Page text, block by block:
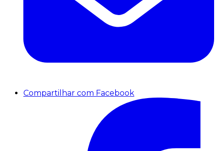
Compartilhar com Facebook